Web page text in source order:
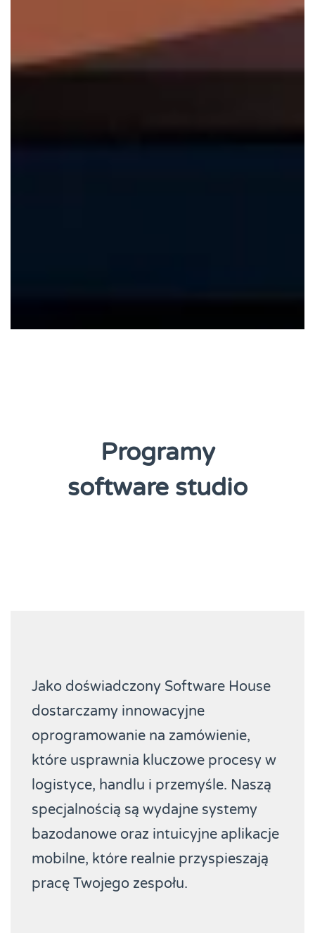
Programy
software studio
Jako doświadczony Software House
dostarczamy innowacyjne
oprogramowanie na zamówienie,
które usprawnia kluczowe procesy w
logistyce, handlu i przemyśle. Naszą
specjalnością są wydajne systemy
bazodanowe oraz intuicyjne aplikacje
mobilne, które realnie przyspieszają
pracę Twojego zespołu.